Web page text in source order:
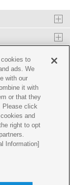
to
ads. We
with our
it with
or that they
Please click
and
right to opt
Information]